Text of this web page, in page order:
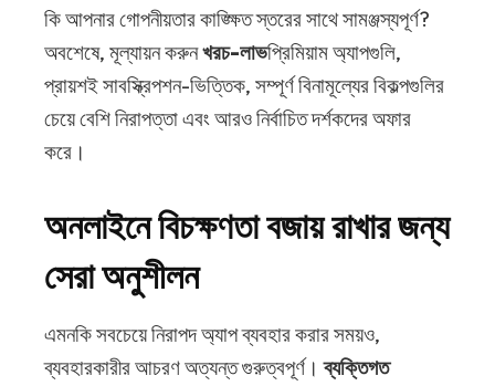
কি আপনার গোপনীয়তার কাঙ্ক্ষিত স্তরের সাথে সামঞ্জস্যপূর্ণ?
অবশেষে, মূল্যায়ন করুনখরচ-লাভপ্রিমিয়াম অ্যাপগুলি,
প্রায়শই সাবস্ক্রিপশন-ভিত্তিক, সম্পূর্ণ বিনামূল্যের বিকল্পগুলির
চেয়ে বেশি নিরাপত্তা এবং আরও নির্বাচিত দর্শকদের অফার
করে।
অনলাইনে বিচক্ষণতা বজায় রাখার জন্য
সেরা অনুশীলন
এমনকি সবচেয়ে নিরাপদ অ্যাপ ব্যবহার করার সময়ও,
ব্যবহারকারীর আচরণ অত্যন্ত গুরুত্বপূর্ণ।ব্যক্তিগত